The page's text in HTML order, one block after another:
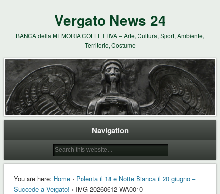
Vergato News 24
BANCA della MEMORIA COLLETTIVA – Arte, Cultura, Sport, Ambiente,
Territorio, Costume
Navigation
You are here: Home› Polenta il 18 e Notte Bianca il 20 giugno –
Succede a Vergato! › IMG-20260612-WA0010